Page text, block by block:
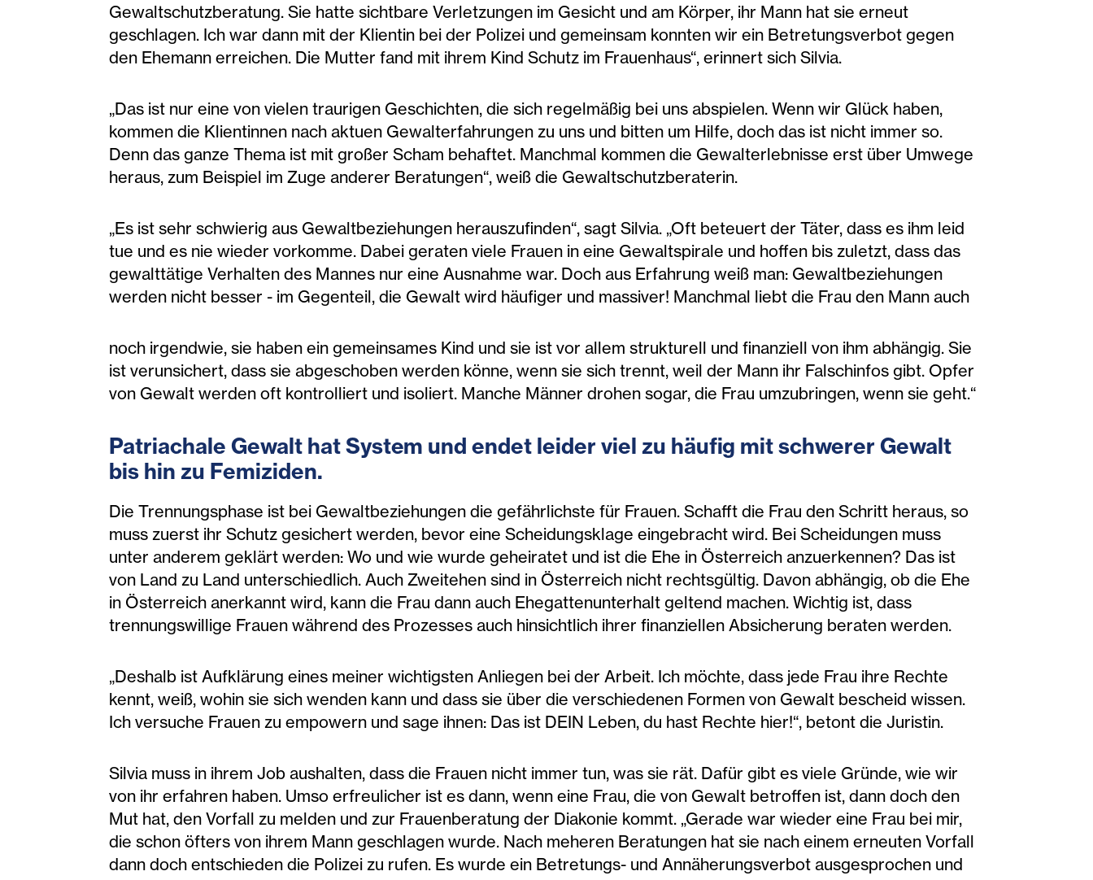
Gewaltschutzberatung. Sie hatte sichtbare Verletzungen im Gesicht und am Körper, ihr Mann hat sie erneut
geschlagen. Ich war dann mit der Klientin bei der Polizei und gemeinsam konnten wir ein Betretungsverbot gegen
den Ehemann erreichen. Die Mutter fand mit ihrem Kind Schutz im Frauenhaus“, erinnert sich Silvia.
„Das ist nur eine von vielen traurigen Geschichten, die sich regelmäßig bei uns abspielen. Wenn wir Glück haben,
kommen die Klientinnen nach aktuen Gewalterfahrungen zu uns und bitten um Hilfe, doch das ist nicht immer so.
Denn das ganze Thema ist mit großer Scham behaftet. Manchmal kommen die Gewalterlebnisse erst über Umwege
heraus, zum Beispiel im Zuge anderer Beratungen“, weiß die Gewaltschutzberaterin.
„Es ist sehr schwierig aus Gewaltbeziehungen herauszufinden“, sagt Silvia. „Oft beteuert der Täter, dass es ihm leid
tue und es nie wieder vorkomme. Dabei geraten viele Frauen in eine Gewaltspirale und hoffen bis zuletzt, dass das
gewalttätige Verhalten des Mannes nur eine Ausnahme war. Doch aus Erfahrung weiß man: Gewaltbeziehungen
werden nicht besser - im Gegenteil, die Gewalt wird häufiger und massiver! Manchmal liebt die Frau den Mann auch
noch irgendwie, sie haben ein gemeinsames Kind und sie ist vor allem strukturell und finanziell von ihm abhängig. Sie
ist verunsichert, dass sie abgeschoben werden könne, wenn sie sich trennt, weil der Mann ihr Falschinfos gibt. Opfer
von Gewalt werden oft kontrolliert und isoliert. Manche Männer drohen sogar, die Frau umzubringen, wenn sie geht.“
Patriachale Gewalt hat System und endet leider viel zu häufig mit schwerer Gewalt
bis hin zu Femiziden.
Die Trennungsphase ist bei Gewaltbeziehungen die gefährlichste für Frauen. Schafft die Frau den Schritt heraus, so
muss zuerst ihr Schutz gesichert werden, bevor eine Scheidungsklage eingebracht wird. Bei Scheidungen muss
unter anderem geklärt werden: Wo und wie wurde geheiratet und ist die Ehe in Österreich anzuerkennen? Das ist
von Land zu Land unterschiedlich. Auch Zweitehen sind in Österreich nicht rechtsgültig. Davon abhängig, ob die Ehe
in Österreich anerkannt wird, kann die Frau dann auch Ehegattenunterhalt geltend machen. Wichtig ist, dass
trennungswillige Frauen während des Prozesses auch hinsichtlich ihrer finanziellen Absicherung beraten werden.
„Deshalb ist Aufklärung eines meiner wichtigsten Anliegen bei der Arbeit. Ich möchte, dass jede Frau ihre Rechte
kennt, weiß, wohin sie sich wenden kann und dass sie über die verschiedenen Formen von Gewalt bescheid wissen.
Ich versuche Frauen zu empowern und sage ihnen: Das ist DEIN Leben, du hast Rechte hier!“, betont die Juristin.
Silvia muss in ihrem Job aushalten, dass die Frauen nicht immer tun, was sie rät. Dafür gibt es viele Gründe, wie wir
von ihr erfahren haben. Umso erfreulicher ist es dann, wenn eine Frau, die von Gewalt betroffen ist, dann doch den
Mut hat, den Vorfall zu melden und zur Frauenberatung der Diakonie kommt. „Gerade war wieder eine Frau bei mir,
die schon öfters von ihrem Mann geschlagen wurde. Nach meheren Beratungen hat sie nach einem erneuten Vorfall
dann doch entschieden die Polizei zu rufen. Es wurde ein Betretungs- und Annäherungsverbot ausgesprochen und